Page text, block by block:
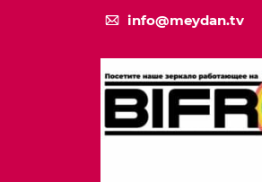
info@meydan.tv